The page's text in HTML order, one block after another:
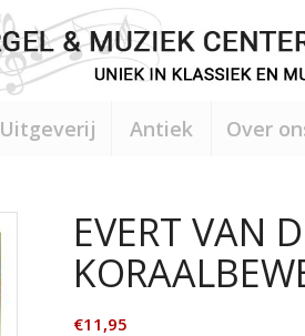
Uitgeverij Antiek Over
EVERT VAN
€11,95